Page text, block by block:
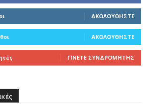
ΑΚΟΛΟΥΘΉΣΤΕ
ΑΚΟΛΟΥΘΉΣΤΕ
ΓΊΝΕΤΕ ΣΥΝΔΡΟΜΗΤΉΣ